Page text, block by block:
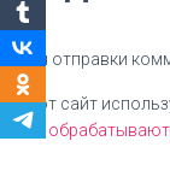
Для отправки
Этот сайт
как